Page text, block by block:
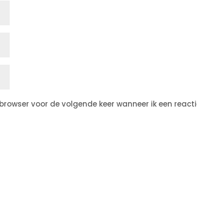
voor de volgende keer wanneer ik een